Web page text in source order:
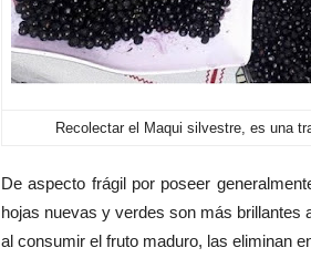
Recolectar el Maqui silvestre, es una
De aspecto frágil por poseer
hojas nuevas y verdes son más brillantes
al consumir el fruto maduro, las eliminan